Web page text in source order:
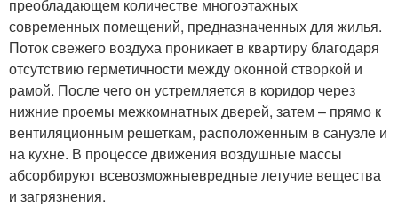
преобладающем количестве многоэтажных
современных помещений, предназначенных для жилья.
Поток свежего воздуха проникает в квартиру благодаря
отсутствию герметичности между оконной створкой и
рамой. После чего он устремляется в коридор через
нижние проемы межкомнатных дверей, затем – прямо к
вентиляционным решеткам, расположенным в санузле и
на кухне. В процессе движения воздушные массы
абсорбируют всевозможныевредные летучие вещества
и загрязнения.